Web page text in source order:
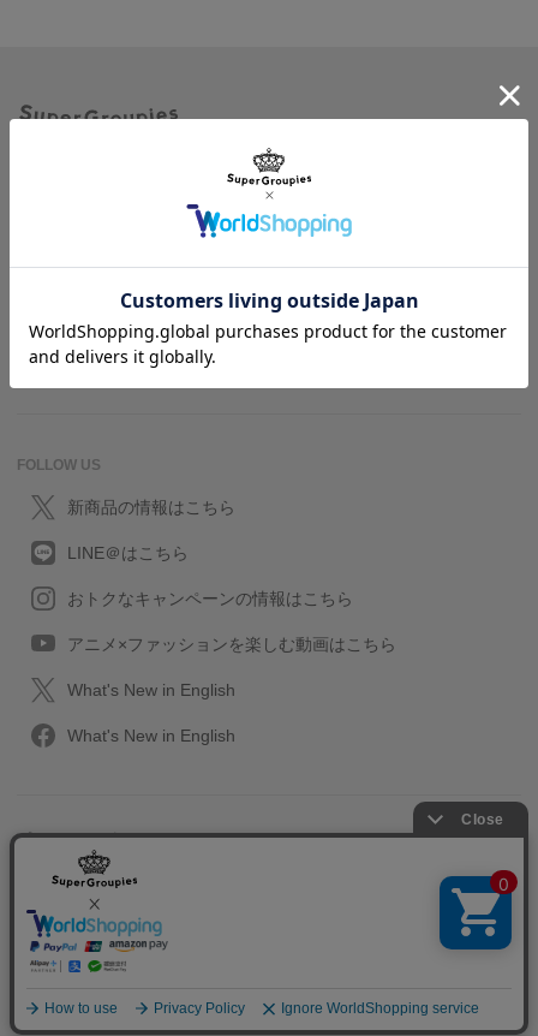
ヘルプ＆ガイド
SuperGroupiesとは？
よくある質問
FOLLOW US
新商品の情報はこちら
LINE＠はこちら
おトクなキャンペーンの情報はこちら
アニメ×ファッションを楽しむ動画はこちら
What's New in English
What's New in English
プライバシーポリシー
特定取引に関する法律
会社情報/採用情報